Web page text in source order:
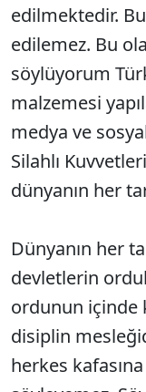
edilmektedir.
edilemez. Bu
söylüyorum
malzemesi
medya ve
Silahlı
dünyanın her
Dünyanın her
devletlerin
ordunun içinde
disiplin
herkes